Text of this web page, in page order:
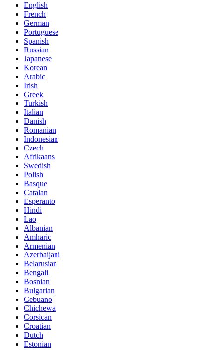
English
French
German
Portuguese
Spanish
Russian
Japanese
Korean
Arabic
Irish
Greek
Turkish
Italian
Danish
Romanian
Indonesian
Czech
Afrikaans
Swedish
Polish
Basque
Catalan
Esperanto
Hindi
Lao
Albanian
Amharic
Armenian
Azerbaijani
Belarusian
Bengali
Bosnian
Bulgarian
Cebuano
Chichewa
Corsican
Croatian
Dutch
Estonian